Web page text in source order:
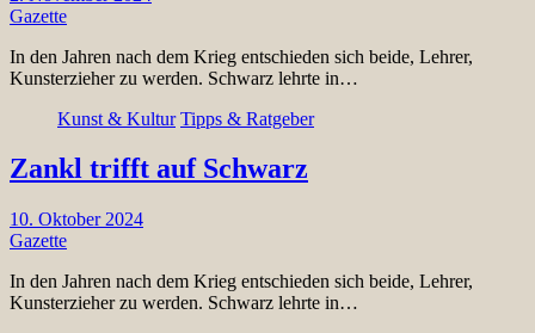
Gazette
In den Jahren nach dem Krieg entschieden sich beide, Lehrer,
Kunsterzieher zu werden. Schwarz lehrte in…
Kunst & Kultur Tipps & Ratgeber
Zankl trifft auf Schwarz
10. Oktober 2024
Gazette
In den Jahren nach dem Krieg entschieden sich beide, Lehrer,
Kunsterzieher zu werden. Schwarz lehrte in…